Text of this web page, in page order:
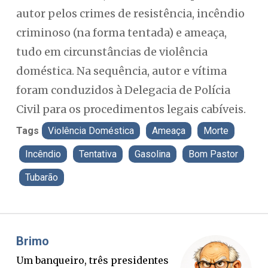
autor pelos crimes de resistência, incêndio
criminoso (na forma tentada) e ameaça,
tudo em circunstâncias de violência
doméstica. Na sequência, autor e vítima
foram conduzidos à Delegacia de Polícia
Civil para os procedimentos legais cabíveis.
Tags Violência Doméstica Ameaça Morte
Incêndio Tentativa Gasolina Bom Pastor
Tubarão
Misael Elias
O Boato corre mais rápido que a